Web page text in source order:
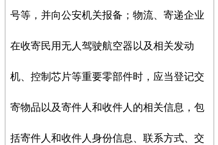
号等，并向公安机关报备；物流、寄递企业
在收寄民用无人驾驶航空器以及相关发动
机、控制芯片等重要零部件时，应当登记交
寄物品以及寄件人和收件人的相关信息，包
括寄件人和收件人身份信息、联系方式、交